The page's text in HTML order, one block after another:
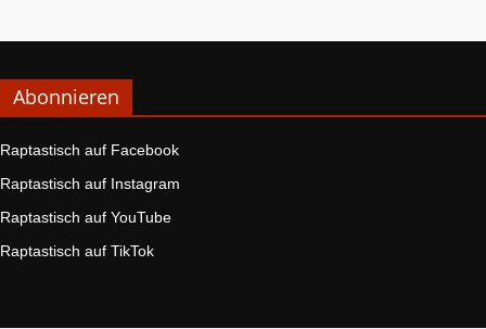
Abonnieren
Raptastisch auf Facebook
Raptastisch auf Instagram
Raptastisch auf YouTube
Raptastisch auf TikTok